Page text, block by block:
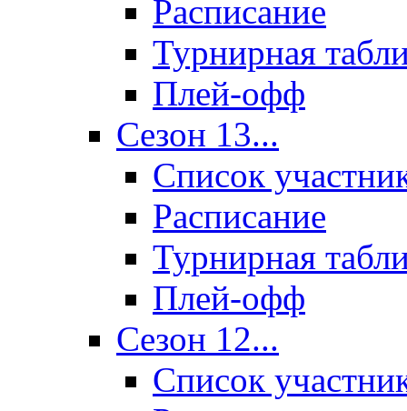
Расписание
Турнирная
Плей-офф
Сезон 13...
Список
Расписание
Турнирная
Плей-офф
Сезон 12...
Список